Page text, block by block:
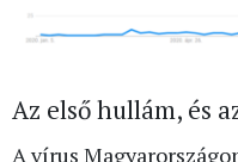
Az első hullám, és
A vírus